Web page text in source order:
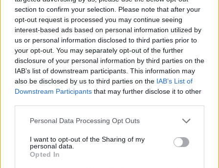
section to confirm your selection. Please note that after your
opt-out request is processed you may continue seeing
interest-based ads based on personal information utilized by
us or personal information disclosed to third parties prior to
your opt-out. You may separately opt-out of the further
disclosure of your personal information by third parties on the
IAB’s list of downstream participants. This information may
also be disclosed by us to third parties on the IAB’s List of
Downstream Participants that may further disclose it to other
Personal Data Processing Opt Outs
I want to opt-out of the Sharing of my
personal data.
Opted In
*Ministrul Romașcanu a abuzat de imunitatea
parlamentară pentru a nu deschide portbagajul
mașinii, la un control de rutină al Poliției
*VIDEO. Satiră usturătoare a lui Oreste la
adresa lui Rareș Bogdan: „S-a transformat într-
un broscoi fără rușine” / „Când te urâțești la
politică pentru un prea mare mincinos!”
Cei 5 deputați PNL care au votat-o pe avocata